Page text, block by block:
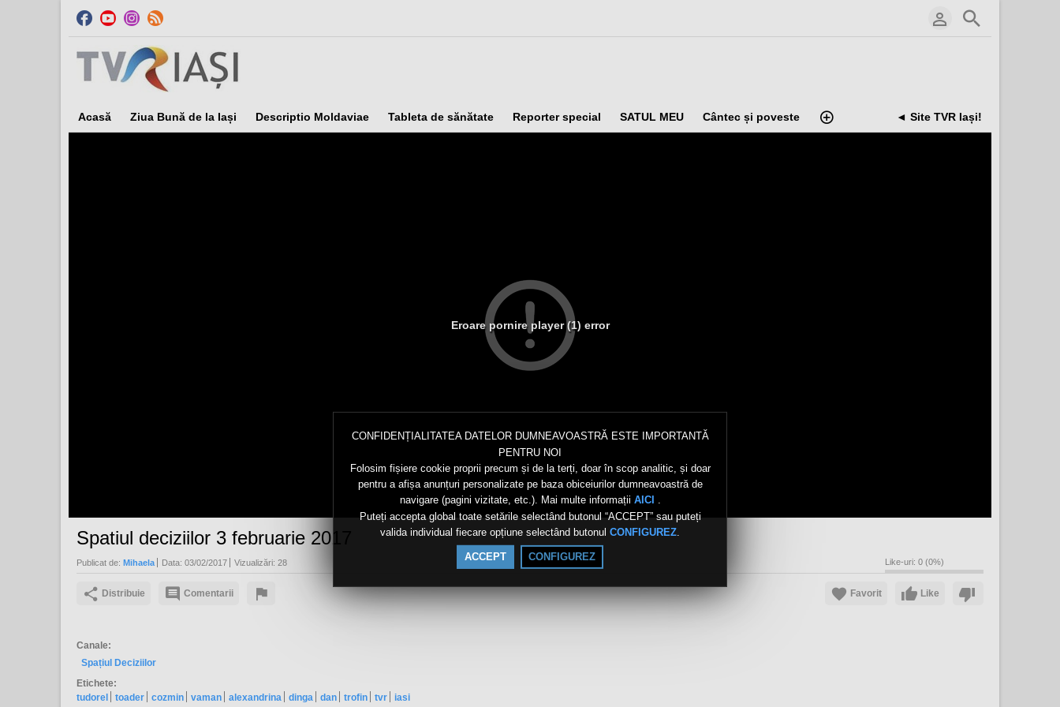
CONFIDENȚIALITATEA DATELOR DUMNEAVOASTRĂ ESTE IMPORTANTĂ
PENTRU NOI
Folosim fișiere cookie proprii precum și de la terți, doar în scop analitic, și doar
pentru a afișa anunțuri personalizate pe baza obiceiurilor dumneavoastră de
navigare (pagini vizitate, etc.). Mai multe informații AICI .
Puteți accepta global toate setările selectând butonul “ACCEPT” sau puteți
valida individual fiecare opțiune selectând butonul CONFIGUREZ
ACCEPT CONFIGUREZ
Acasă Ziua Bună de la Iași Descriptio Moldaviae Tableta de sănătate Reporter special SATUL MEU Cântec și poveste ◄ Site TVR Iași!
Eroare pornire player (1) error
Spatiul deciziilor 3 februarie 2017
Publicat de: Mihaela Data: 03/02/2017 Vizualizări: 28 Like-uri: 0 (0%)
Distribuie Comentarii Like
Favorit
Canale:
Spațiul Deciziilor
Etichete:
tudorel
toader cozmin vaman alexandrina dinga dan trofin tvr iasi